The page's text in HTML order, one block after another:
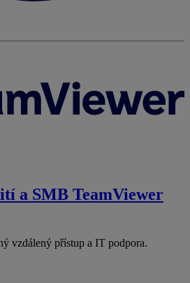
a SMB TeamViewer
vzdálený přístup a IT podpora.